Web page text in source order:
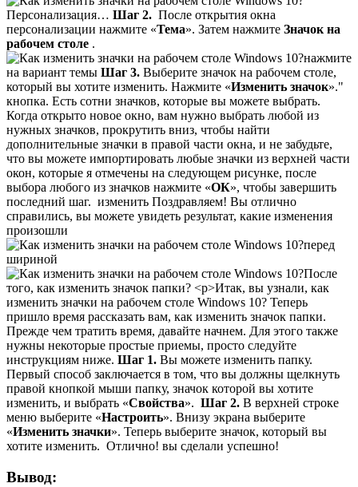
Персонализация… Шаг 2. После открытия окна
персонализации нажмите «Тема». Затем нажмите Значок на
рабочем столе .
нажмите
на вариант темы Шаг 3. Выберите значок на рабочем столе,
который вы хотите изменить. Нажмите «Изменить значок»."
кнопка. Есть сотни значков, которые вы можете выбрать.
Когда открыто новое окно, вам нужно выбрать любой из
нужных значков, прокрутить вниз, чтобы найти
дополнительные значки в правой части окна, и не забудьте,
что вы можете импортировать любые значки из верхней части
окон, которые я отмечены на следующем рисунке, после
выбора любого из значков нажмите «ОК», чтобы завершить
последний шаг. изменить Поздравляем! Вы отлично
справились, вы можете увидеть результат, какие изменения
произошли
перед
шириной
После
того, как изменить значок папки? <р>Итак, вы узнали, как
изменить значки на рабочем столе Windows 10? Теперь
пришло время рассказать вам, как изменить значок папки.
Прежде чем тратить время, давайте начнем. Для этого также
нужны некоторые простые приемы, просто следуйте
инструкциям ниже. Шаг 1. Вы можете изменить папку.
Первый способ заключается в том, что вы должны щелкнуть
правой кнопкой мыши папку, значок которой вы хотите
изменить, и выбрать «Свойства». Шаг 2. В верхней строке
меню выберите «Настроить». Внизу экрана выберите
«Изменить значки». Теперь выберите значок, который вы
хотите изменить. Отлично! вы сделали успешно!
Вывод: